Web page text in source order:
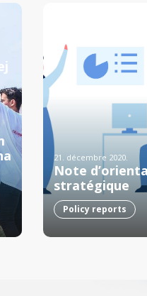
21. décembre 2020.
Note
stratégique
Policy reports